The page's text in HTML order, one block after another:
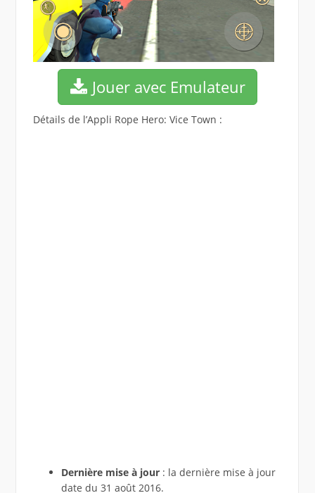
Jouer avec Emulateur
Détails de l’Appli Rope Hero: Vice Town :
Dernière mise à jour: la dernière mise à jour
date du 31 août 2016.